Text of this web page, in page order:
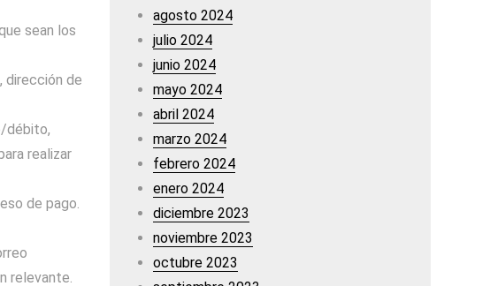
sean los
dirección de
débito,
realizar
de pago.
relevante.
agosto 2024
julio 2024
junio 2024
mayo 2024
abril 2024
marzo 2024
febrero 2024
enero 2024
diciembre 2023
noviembre 2023
octubre 2023